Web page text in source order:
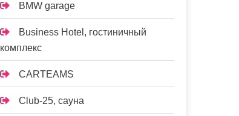
BMW garage
Business Hotel, гостиничный
комплекс
CARTEAMS
Club-25, сауна